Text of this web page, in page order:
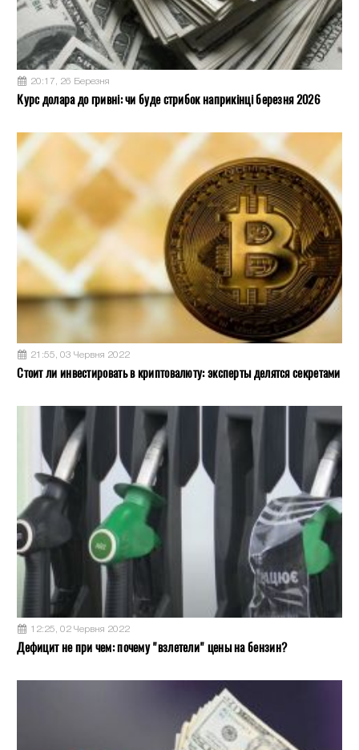
20:17, 26 Березня
Курс долара до гривні: чи буде стрибок наприкінці березня 2026
21:55, 03 Червня 2022
Стоит ли инвестировать в криптовалюту: эксперты делятся секретами
12:25, 02 Червня 2022
Дефицит не при чем: почему "взлетели" цены на бензин?